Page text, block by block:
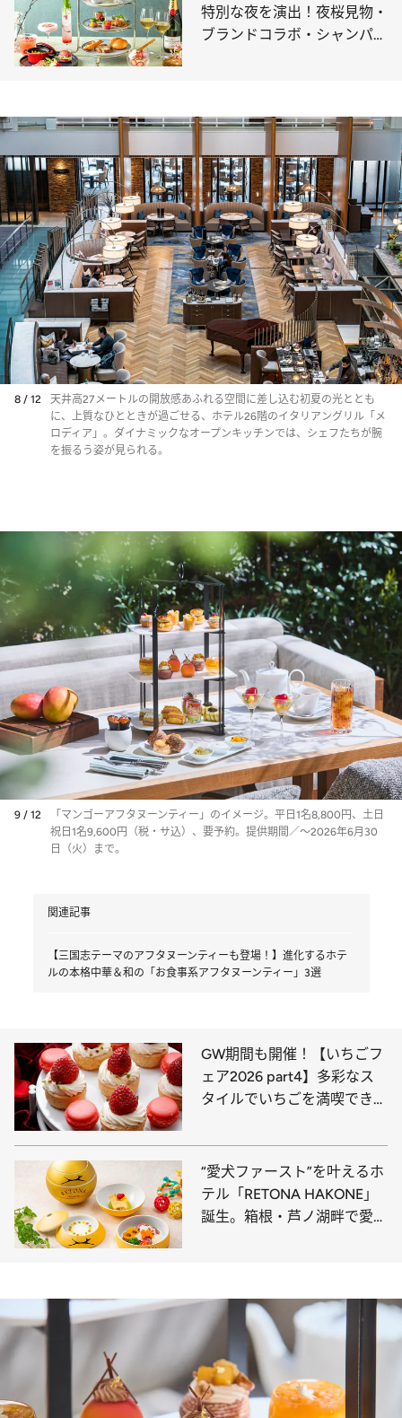
特別な夜を演出！夜桜見物・
ブランドコラボ・シャンパン
8 / 12
天井高27メートルの開放感あふれる空間に差し込む初夏の光ととも
に、上質なひとときが過ごせる、ホテル26階のイタリアングリル「メ
ロディア」。ダイナミックなオープンキッチンでは、シェフたちが腕
を振るう姿が見られる。
9 / 12
「マンゴーアフタヌーンティー」のイメージ。平日1名8,800円、土日
祝日1名9,600円（税・サ込）、要予約。提供期間／～2026年6月30
日（火）まで。
関連記事
【三国志テーマのアフタヌーンティーも登場！】進化するホテ
ルの本格中華＆和の「お食事系アフタヌーンティー」3選
GW期間も開催！【いちごフ
ェア2026 part4】多彩なス
タイルでいちごを満喫できる
ェ」東京都内ホテル3選
“愛犬ファースト”を叶えるホ
テル「RETONA HAKONE」
誕生。箱根・芦ノ湖畔で愛犬